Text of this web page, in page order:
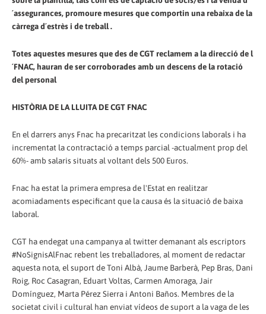
´assegurances, promoure mesures que comportin una rebaixa de la
càrrega d´estrès i de treball .
Totes aquestes mesures que des de CGT reclamem a la direcció de l
´FNAC, hauran de ser corroborades amb un descens de la rotació
del personal
HISTÒRIA DE LA LLUITA DE CGT FNAC
En el darrers anys Fnac ha precaritzat les condicions laborals i ha
incrementat la contractació a temps parcial -actualment prop del
60%- amb salaris situats al voltant dels 500 Euros.
Fnac ha estat la primera empresa de l'Estat en realitzar
acomiadaments especificant que la causa és la situació de baixa
laboral.
CGT ha endegat una campanya al twitter demanant als escriptors
#NoSignisAlFnac rebent les treballadores, al moment de redactar
aquesta nota, el suport de Toni Albà, Jaume Barberà, Pep Bras, Dani
Roig, Roc Casagran, Eduart Voltas, Carmen Amoraga, Jair
Domínguez, Marta Pérez Sierra i Antoni Baños. Membres de la
societat civil i cultural han enviat vídeos de suport a la vaga de les